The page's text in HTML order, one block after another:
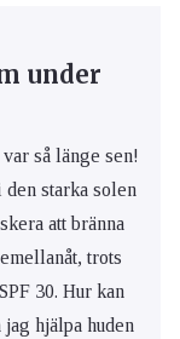
under
så länge sen!
starka solen
att bränna
trots
30. Hur kan
hjälpa huden